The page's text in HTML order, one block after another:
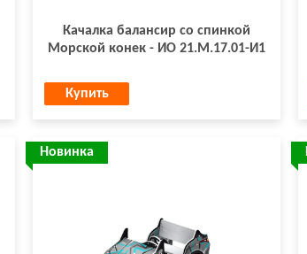
Качалка балансир со спинкой
Морской конек - ИО 21.М.17.01-И1
Купить
Новинка